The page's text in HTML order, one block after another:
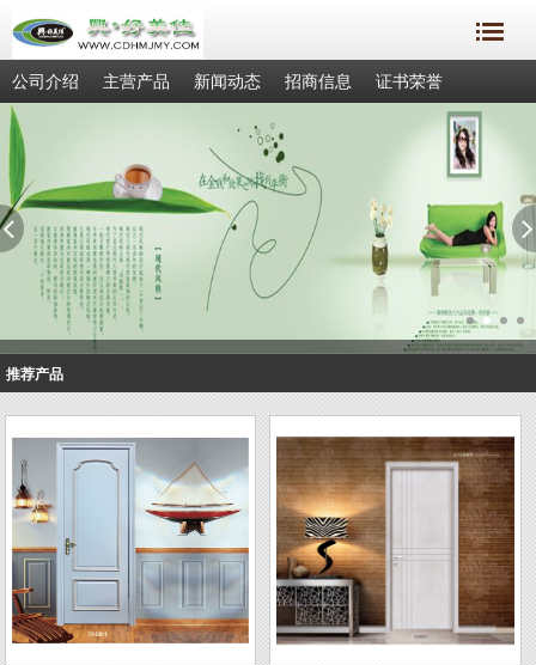
公司介绍 主营产品 新闻动态 招商信息 证书荣誉
成功案例 客户留言
推荐产品